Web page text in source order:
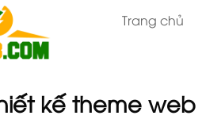
Trang chủ
kế theme